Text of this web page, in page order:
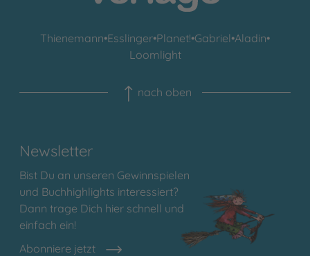
Thienemann•Esslinger•Planet!•Gabriel•Aladin•
Loomlight
nach oben
Newsletter
Bist Du an unseren Gewinnspielen
und Buchhighlights interessiert?
Dann trage Dich hier schnell und
einfach ein!
Abonniere jetzt